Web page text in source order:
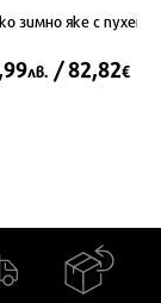
зимно яке с пухена
лв. / 82,82€